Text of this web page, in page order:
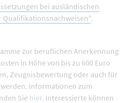
bei ausländischen
Qualifikationsnachweisen".
zur beruflichen Anerkennung
in Höhe von bis zu 600 Euro
Zeugnisbewertung oder auch für
Informationen zum
Sie hier. Interessierte können